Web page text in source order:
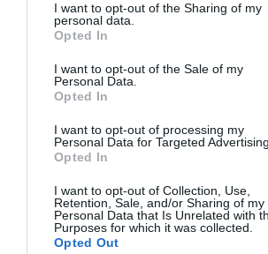
I want to opt-out of the Sharing of my
personal data.
Opted In
I want to opt-out of the Sale of my
Personal Data.
Opted In
I want to opt-out of processing my
Personal Data for Targeted Advertising.
Opted In
I want to opt-out of Collection, Use,
Retention, Sale, and/or Sharing of my
Personal Data that Is Unrelated with
Purposes for which it was collected.
Opted Out
RECEPT